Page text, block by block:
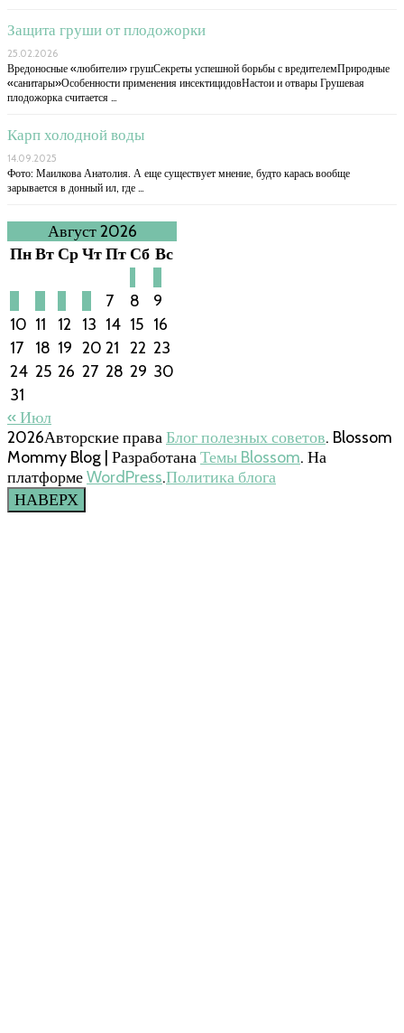
Защита груши от плодожорки
25.02.2026
Вредоносные «любители» грушСекреты успешной борьбы с вредителемПриродные
«санитары»Особенности применения инсектицидовНастои и отвары Грушевая
плодожорка считается …
Карп холодной воды
14.09.2025
Фото: Маилкова Анатолия. А еще существует мнение, будто карась вообще
зарывается в донный ил, где …
Август 2026
ПнВтСрЧтПтСб Вс
7 8
9
10 11 12 13 14 15 16
17
18 19 20 21 22 23
24 25 26 27 28 29 30
31
« Июл
2026Авторские праваБлог полезных советов. Blossom
Mommy Blog | РазработанаТемы Blossom. На
платформеWordPress.Политика блога
НАВЕРХ